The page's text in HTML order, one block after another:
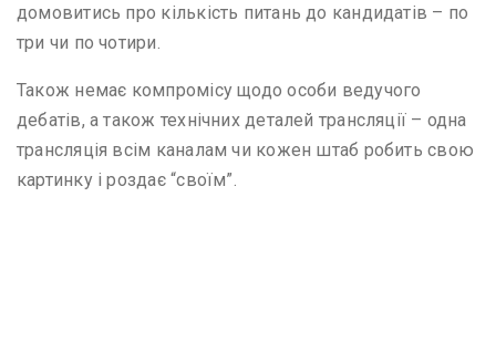
домовитись про кількість питань до кандидатів – по
три чи по чотири.
Також немає компромісу щодо особи ведучого
дебатів, а також технічних деталей трансляції – одна
трансляція всім каналам чи кожен штаб робить свою
картинку і роздає “своїм”.